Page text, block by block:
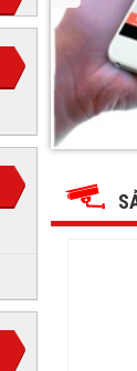
HAC-
HAC-
camera
HAC-
camera
HAC-
HAC-
camera
HAC-
HAC-
camera
HAC-
HFW1230SLP